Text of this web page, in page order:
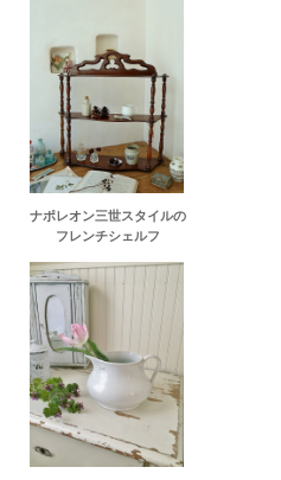
ナポレオン三世スタイルの
フレンチシェルフ